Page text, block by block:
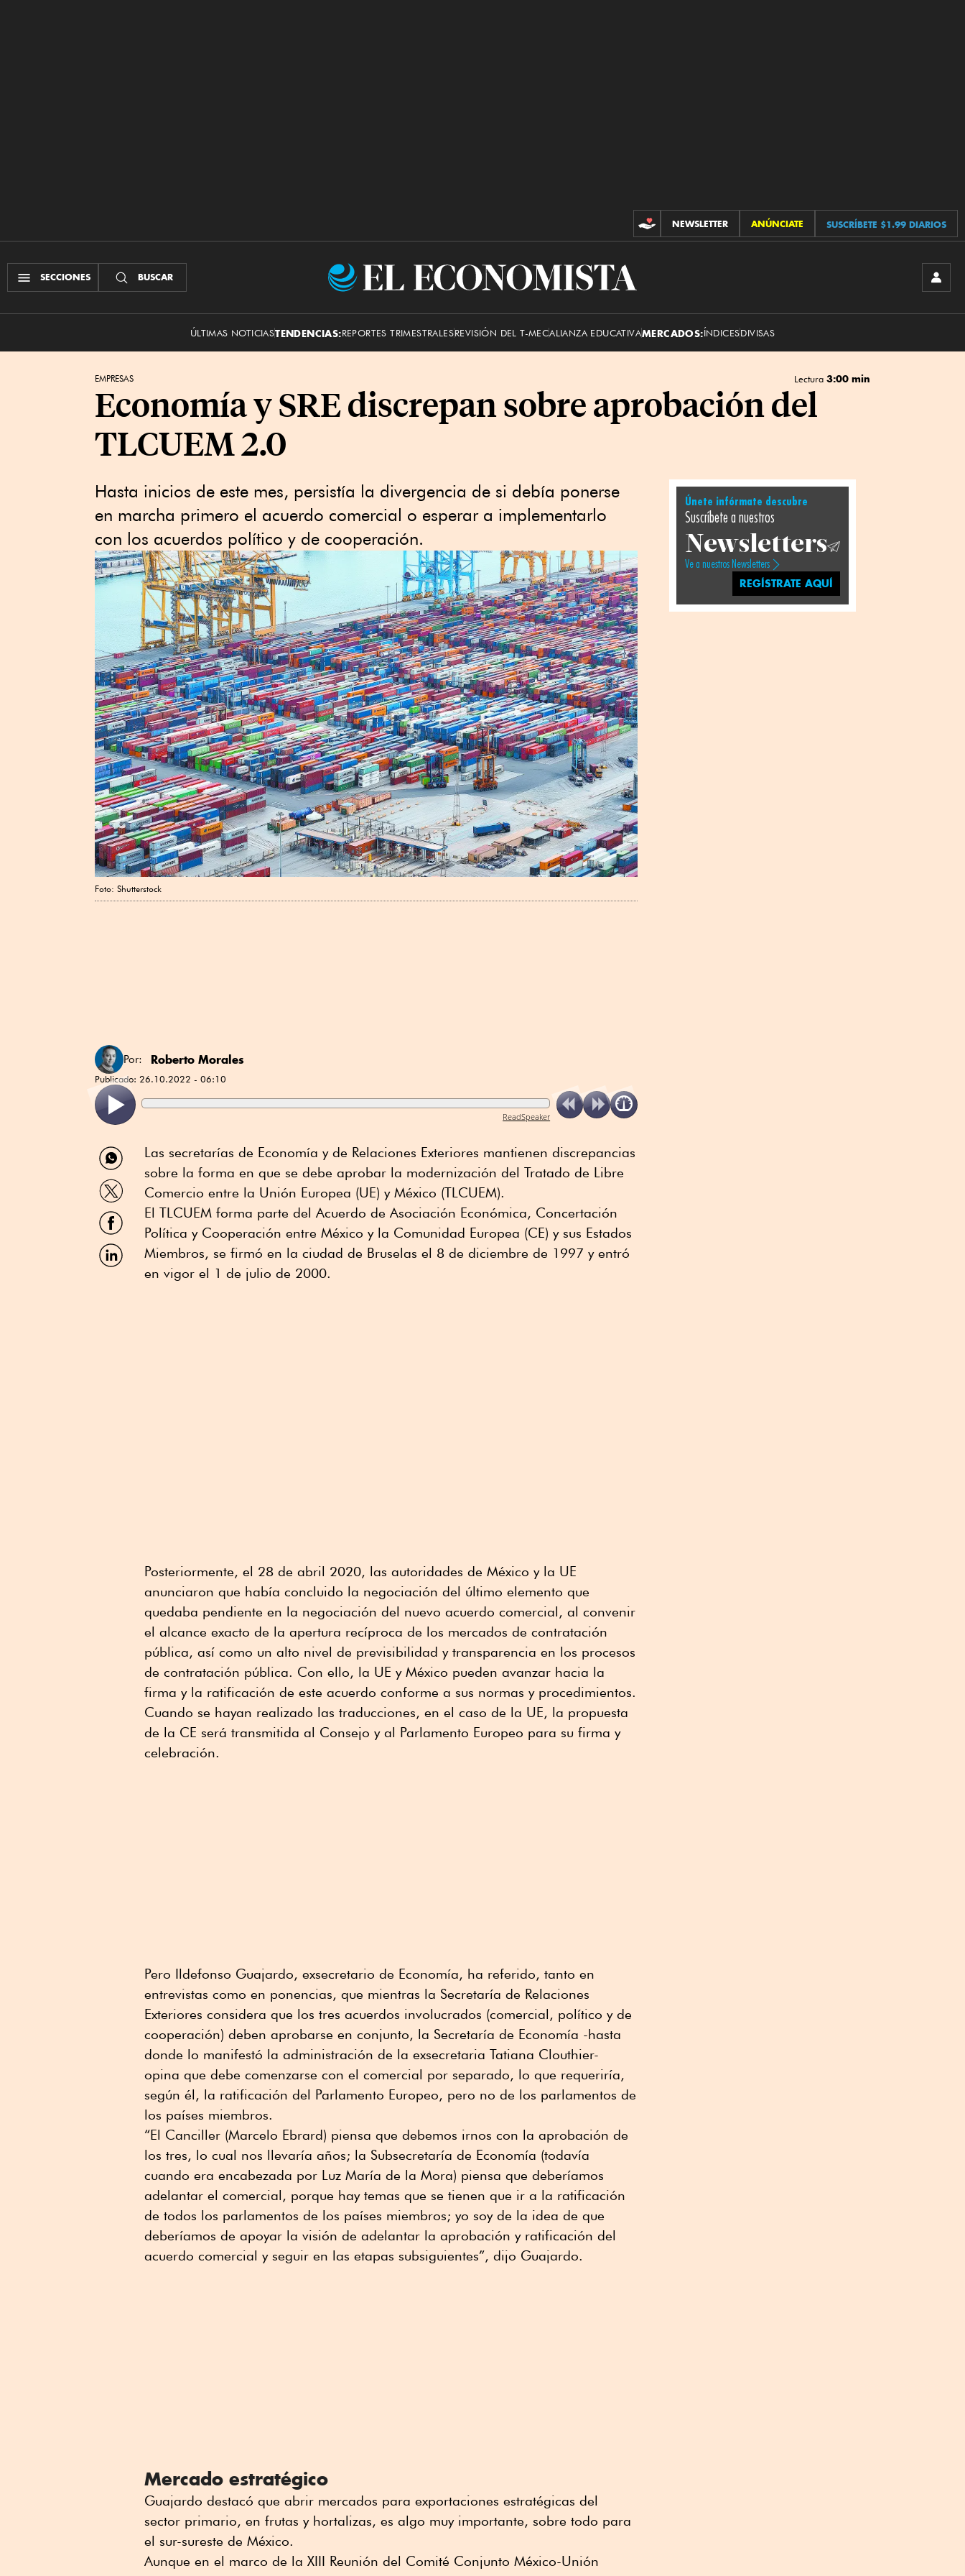
CONTRIBUCIONES
NEWSLETTER ANÚNCIATE SUSCRÍBETE $1.99 DIARIOS
SECCIONES BUSCAR
El
ÚLTIMAS NOTICIASTENDENCIAS:REPORTES TRIMESTRALESREVISIÓN DEL T-MECALIANZA EDUCATIVAMERCADOS:ÍNDICESDIVISAS
EMPRESAS Lectura 3:00 min
Economía y SRE discrepan sobre aprobación del
TLCUEM 2.0
Hasta inicios de este mes, persistía la divergencia de si debía ponerse
en marcha primero el acuerdo comercial o esperar a implementarlo
con los acuerdos político y de cooperación.
Foto: Shutterstock
Por: Roberto Morales
Publicado: 26.10.2022 - 06:10
ReadSpeaker
Compartir
por
WhatsApp
Compartir
por
Twitter
Compartir
por
Facebook
Compartir
por
Las secretarías de Economía y de Relaciones Exteriores mantienen discrepancias
sobre la forma en que se debe aprobar la modernización del Tratado de Libre
Comercio entre la Unión Europea (UE) y México (TLCUEM).
El TLCUEM forma parte del Acuerdo de Asociación Económica, Concertación
Política y Cooperación entre México y la Comunidad Europea (CE) y sus Estados
Miembros, se firmó en la ciudad de Bruselas el 8 de diciembre de 1997 y entró
en vigor el 1 de julio de 2000.
Posteriormente, el 28 de abril 2020, las autoridades de México y la UE
anunciaron que había concluido la negociación del último elemento que
quedaba pendiente en la negociación del nuevo acuerdo comercial, al convenir
el alcance exacto de la apertura recíproca de los mercados de contratación
pública, así como un alto nivel de previsibilidad y transparencia en los procesos
de contratación pública. Con ello, la UE y México pueden avanzar hacia la
firma y la ratificación de este acuerdo conforme a sus normas y procedimientos.
Cuando se hayan realizado las traducciones, en el caso de la UE, la propuesta
de la CE será transmitida al Consejo y al Parlamento Europeo para su firma y
celebración.
Pero Ildefonso Guajardo, exsecretario de Economía, ha referido, tanto en
entrevistas como en ponencias, que mientras la Secretaría de Relaciones
Exteriores considera que los tres acuerdos involucrados (comercial, político y de
cooperación) deben aprobarse en conjunto, la Secretaría de Economía -hasta
donde lo manifestó la administración de la exsecretaria Tatiana Clouthier-
opina que debe comenzarse con el comercial por separado, lo que requeriría,
según él, la ratificación del Parlamento Europeo, pero no de los parlamentos de
los países miembros.
“El Canciller (Marcelo Ebrard) piensa que debemos irnos con la aprobación de
los tres, lo cual nos llevaría años; la Subsecretaría de Economía (todavía
cuando era encabezada por Luz María de la Mora) piensa que deberíamos
adelantar el comercial, porque hay temas que se tienen que ir a la ratificación
de todos los parlamentos de los países miembros; yo soy de la idea de que
deberíamos de apoyar la visión de adelantar la aprobación y ratificación del
acuerdo comercial y seguir en las etapas subsiguientes”, dijo Guajardo.
Mercado estratégico
Guajardo destacó que abrir mercados para exportaciones estratégicas del
sector primario, en frutas y hortalizas, es algo muy importante, sobre todo para
el sur-sureste de México.
Aunque en el marco de la XIII Reunión del Comité Conjunto México-Unión
Únete infórmate descubre
Suscríbete a nuestros
Newsletters
Ve a nuestros Newsletters
REGÍSTRATE AQUÍ